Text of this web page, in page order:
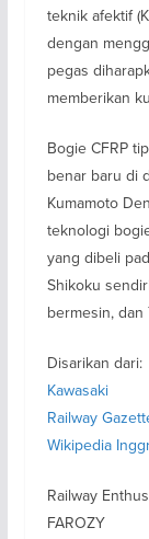
teknik afektif
dengan
pegas
memberikan
Bogie CFRP
benar baru di
Kumamoto
teknologi
yang dibeli
Shikoku
bermesin,
Disarikan dari:
Kawasaki
Railway
Wikipedia
Railway
FAROZY